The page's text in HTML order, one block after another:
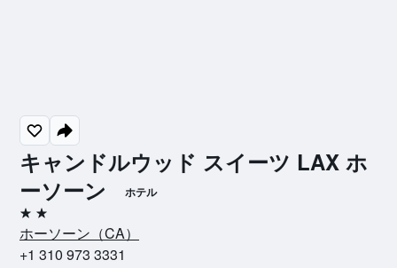
キャンドルウッド スイーツ LAX ホ
ーソーン
ホテル
2つ星
ホーソーン​（CA​）​
+1 310 973 3331